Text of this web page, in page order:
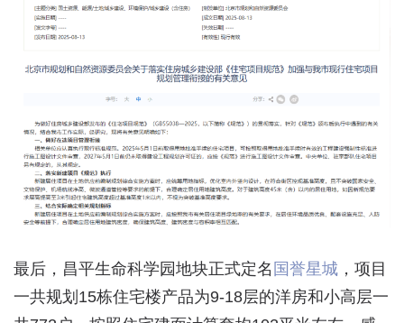
最后，昌平生命科学园地块正式定名 国誉星城 ，项目
一共规划15栋住宅楼产品为9-18层的洋房和小高层一